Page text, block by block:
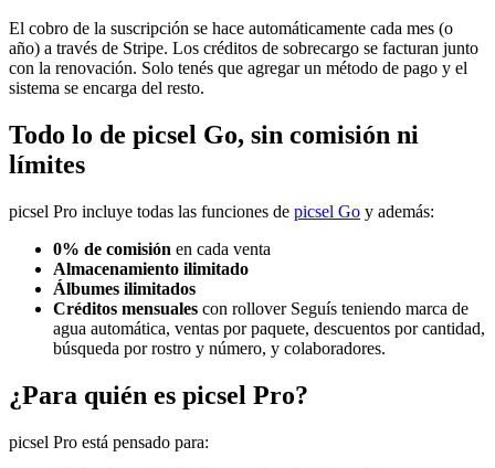
El cobro de la suscripción se hace automáticamente cada mes (o
año) a través de Stripe. Los créditos de sobrecargo se facturan junto
con la renovación. Solo tenés que agregar un método de pago y el
sistema se encarga del resto.
Todo lo de picsel Go, sin comisión ni
límites
picsel Pro incluye todas las funciones de picsel Go y además:
0% de comisión en cada venta
Almacenamiento ilimitado
Álbumes ilimitados
Créditos mensuales con rollover Seguís teniendo marca de
agua automática, ventas por paquete, descuentos por cantidad,
búsqueda por rostro y número, y colaboradores.
¿Para quién es picsel Pro?
picsel Pro está pensado para: